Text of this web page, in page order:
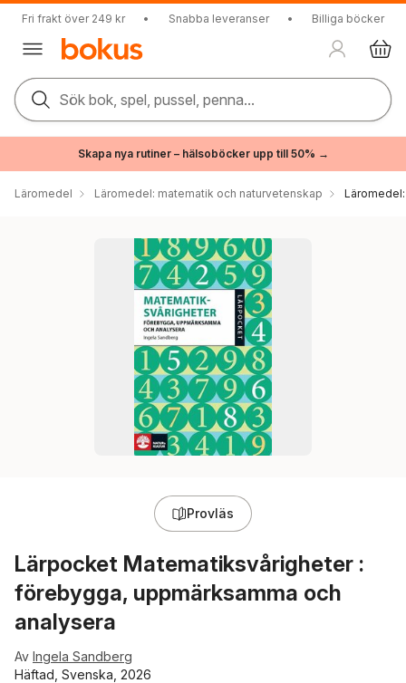
Fri frakt över 249 kr • Snabba leveranser • Billiga böcker
Sök bok, spel, pussel, penna...
Skapa nya rutiner – hälsoböcker upp till 50% →
Läromedel Läromedel: matematik och naturvetenskap
Provläs
Lärpocket Matematiksvårigheter :
förebygga, uppmärksamma och
analysera
Av Ingela Sandberg
Häftad, Svenska, 2026